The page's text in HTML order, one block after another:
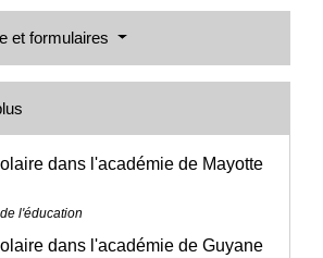
et formulaires
dans l'académie de Mayotte
l'éducation
dans l'académie de Guyane